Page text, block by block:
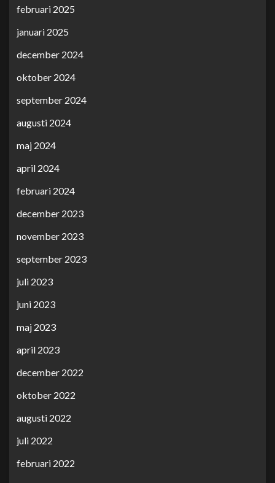
februari 2025
januari 2025
december 2024
oktober 2024
september 2024
augusti 2024
maj 2024
april 2024
februari 2024
december 2023
november 2023
september 2023
juli 2023
juni 2023
maj 2023
april 2023
december 2022
oktober 2022
augusti 2022
juli 2022
februari 2022